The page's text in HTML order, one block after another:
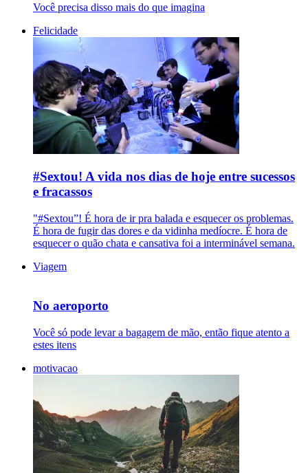
Você precisa disso mais do que imagina
Felicidade
#Sextou! A vida nos dias de hoje entre sucessos
e fracassos
"#Sextou”! É hora de ir pra balada e esquecer os problemas.
É hora de fugir das dores e da vidinha medíocre. É hora de
esquecer o quão chata e cansativa foi a interminável semana.
Viagem
No aeroporto
Você só pode levar a bagagem de mão, então fique atento a
estes itens
motivacao